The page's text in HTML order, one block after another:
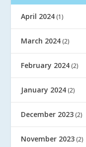
April 2024 (1)
March 2024 (2)
February 2024 (2)
January 2024 (2)
December 2023 (2)
November 2023 (2)